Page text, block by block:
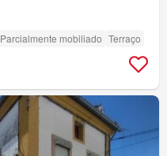
Parcialmente mobiliado Terraço